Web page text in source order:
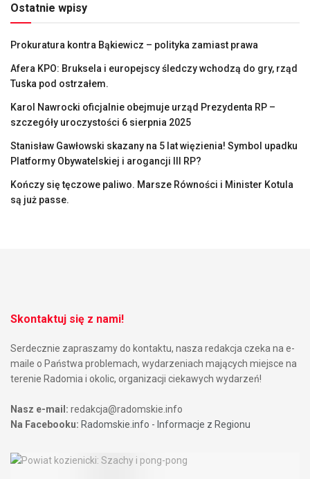
Ostatnie wpisy
Prokuratura kontra Bąkiewicz – polityka zamiast prawa
Afera KPO: Bruksela i europejscy śledczy wchodzą do gry, rząd
Tuska pod ostrzałem.
Karol Nawrocki oficjalnie obejmuje urząd Prezydenta RP –
szczegóły uroczystości 6 sierpnia 2025
Stanisław Gawłowski skazany na 5 lat więzienia! Symbol upadku
Platformy Obywatelskiej i arogancji III RP?
Kończy się tęczowe paliwo. Marsze Równości i Minister Kotula
są już passe.
Skontaktuj się z nami!
Serdecznie zapraszamy do kontaktu, nasza redakcja czeka na e-
maile o Państwa problemach, wydarzeniach mających miejsce na
terenie Radomia i okolic, organizacji ciekawych wydarzeń!
Nasz e-mail: redakcja@radomskie.info
Na Facebooku: Radomskie.info - Informacje z Regionu